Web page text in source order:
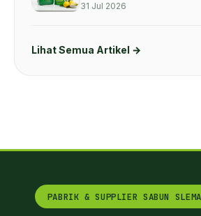
31 Jul 2026
Lihat Semua Artikel →
PABRIK & SUPPLIER SABUN